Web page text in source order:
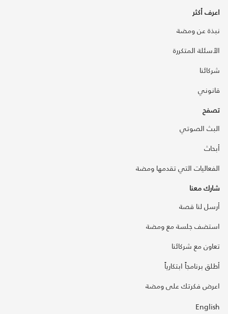
اعرف أكثر
نبذة عن ومضة
الأسئلة المتكررة
شركائنا
قانوني
تصفح
البث الصوتي
أبحاث
الفعاليات التي تقدمها ومضة
شارك معنا
أرسل لنا قصة
استضف جلسة مع ومضة
تعاون مع شركائنا
أطلق برنامجاً ابتكارياً
اعرض فكرتك على ومضة
English